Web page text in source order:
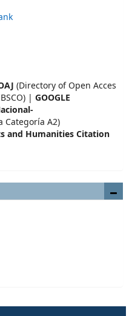
(Directory of Open Acces
| GOOGLE
Categoría A2)
and Humanities Citation